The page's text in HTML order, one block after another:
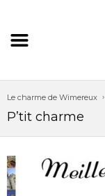
Le charme de Wimereux
P’tit charme